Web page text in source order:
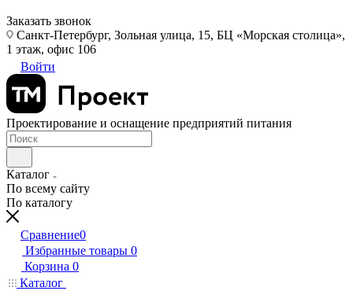
Заказать звонок
Санкт-Петербург, Зольная улица, 15, БЦ «Морская столица»,
1 этаж, офис 106
Войти
Проектирование и оснащение предприятий питания
Каталог
По всему сайту
По каталогу
Сравнение0
Избранные товары 0
Корзина 0
Каталог